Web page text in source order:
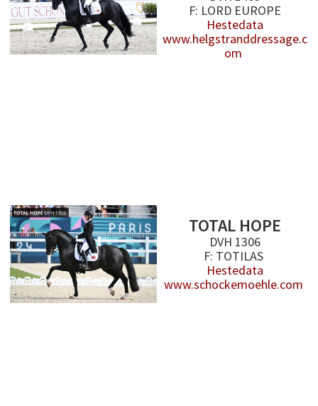
F: LORD EUROPE
Hestedata
www.helgstranddressage.c
om
TOTAL HOPE
DVH 1306
F: TOTILAS
Hestedata
www.schockemoehle.com